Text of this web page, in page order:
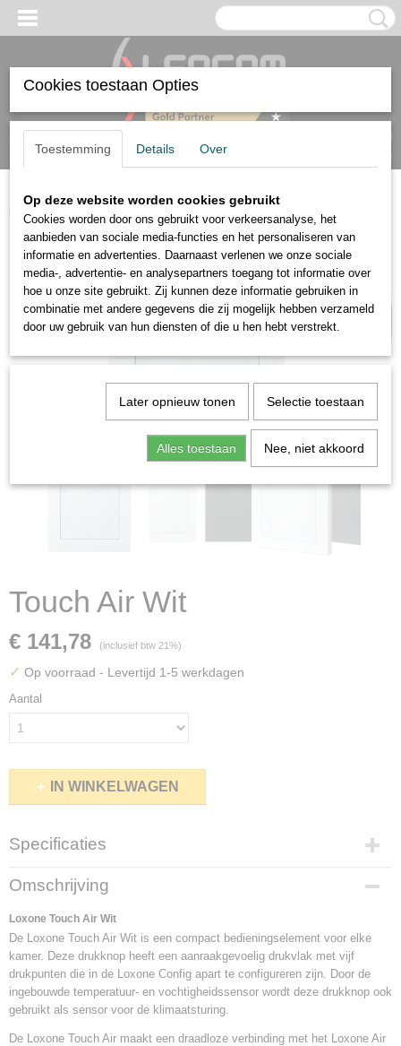
Inloggen Registreren
(0)
Home>Air>Touch Air Wit
AIR
Touch Air Wit
€ 141,78 (inclusief btw 21%)
✓ Op voorraad - Levertijd 1-5 werkdagen
Aantal
IN WINKELWAGEN
Specificaties
Productcode leverancier
100155
Aansluitspanning
24VDC of 2x AAA Batterij
Loxone Air
Via interne antenne
Omschrijving
Loxone Touch Air Wit
De Loxone Touch Air Wit is een compact bedieningselement voor elke
kamer. Deze drukknop heeft een aanraakgevoelig drukvlak met vijf
drukpunten die in de Loxone Config apart te configureren zijn. Door de
ingebouwde temperatuur- en vochtigheidssensor wordt deze drukknop ook
gebruikt als sensor voor de klimaatsturing.
De Loxone Touch Air maakt een draadloze verbinding met het Loxone Air
Cookies toestaan Opties
Toestemming Details Over
Op deze website worden cookies gebruikt
Cookies worden door ons gebruikt voor verkeersanalyse, het
aanbieden van sociale media-functies en het personaliseren van
informatie en advertenties. Daarnaast verlenen we onze sociale
media-, advertentie- en analysepartners toegang tot informatie over
hoe u onze site gebruikt. Zij kunnen deze informatie gebruiken in
combinatie met andere gegevens die zij mogelijk hebben verzameld
door uw gebruik van hun diensten of die u hen hebt verstrekt.
Later opnieuw tonen Selectie toestaan
Alles toestaan Nee, niet akkoord